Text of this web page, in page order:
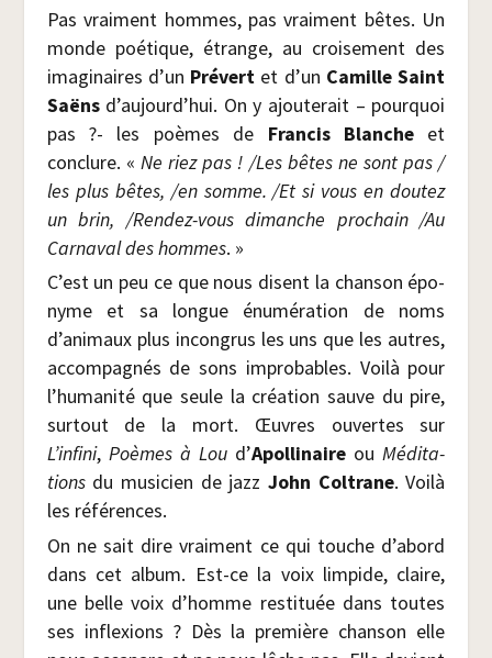
Pas vrai­ment hommes, pas vrai­ment bêtes. Un
monde poé­tique, étrange, au croi­se­ment des
ima­gi­naires d’un Pré­vert et d’un Camille Saint
Saënsd’aujourd’hui. On y ajou­te­rait – pour­quoi
pas ?- les poèmes de Fran­cis Blanche et
conclure. « Ne riez pas ! /​Les bêtes ne sont pas /​
les plus bêtes, /​en somme. /​Et si vous en dou­tez
un brin, /​Ren­dez-vous dimanche pro­chain /​Au
Car­na­val des hommes. »
C’est un peu ce que nous disent la chan­son épo­
nyme et sa longue énu­mé­ra­tion de noms
d’animaux plus incon­grus les uns que les autres,
accom­pa­gnés de sons impro­bables. Voi­là pour
l’humanité que seule la créa­tion sauve du pire,
sur­tout de la mort. Œuvres ouvertes sur
L’infini, Poèmes à Lou d’Apol­li­naire ouMédi­ta­
tionsdu musi­cien de jazzJohn Col­trane. Voi­là
les références.
On ne sait dire vrai­ment ce qui touche d’abord
dans cet album. Est-ce la voix lim­pide, claire,
une belle voix d’homme res­ti­tuée dans toutes
ses inflexions ? Dès la pre­mière chan­son elle